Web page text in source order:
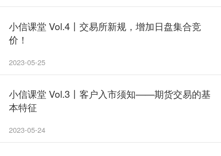
小信课堂 Vol.4丨交易所新规，增加日盘集合竞
价！
2023-05-25
小信课堂 Vol.3丨客户入市须知——期货交易的基
本特征
2023-05-24